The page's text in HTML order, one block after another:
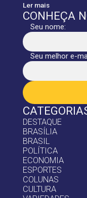
DESTAQUE
BRASÍLIA
BRASIL
POLÍTICA
ECONOMIA
ESPORTES
COLUNAS
CULTURA
Ler mais
CONHEÇA
Seu nome:
Seu melhor e-